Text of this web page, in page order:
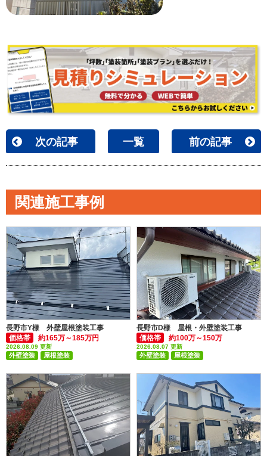
次の記事 一覧 前の記事
関連施工事例
長野市Y様 外壁屋根塗装工事
価格帯
約165万～185万円
2026.08.09 更新
外壁塗装
屋根塗装
長野市D様 屋根・外壁塗装工事
価格帯
約100万～150万
2026.08.07 更新
外壁塗装
屋根塗装